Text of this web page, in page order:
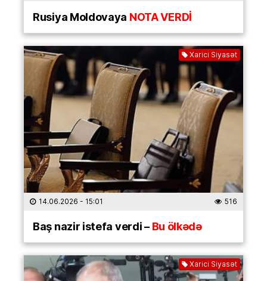
Rusiya Moldovaya NOTA VERDİ
Xarici Siyasət
14.06.2026 - 15:01 516
Baş nazir istefa verdi –Bu ölkədə
Xarici Siyasət